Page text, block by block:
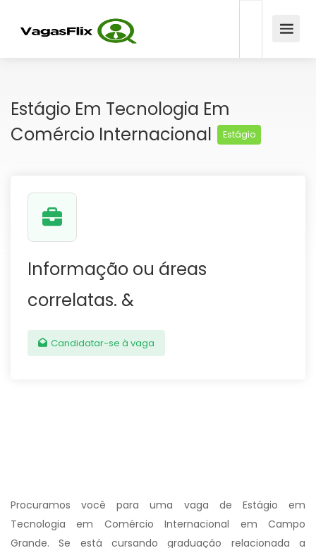
Estágio Em Tecnologia Em
Comércio Internacional
Estágio
Informação ou áreas
correlatas. &
Candidatar-se à vaga
Procuramos você para uma vaga de Estágio em
Tecnologia em Comércio Internacional em Campo
Grande. Se está cursando graduação relacionada a